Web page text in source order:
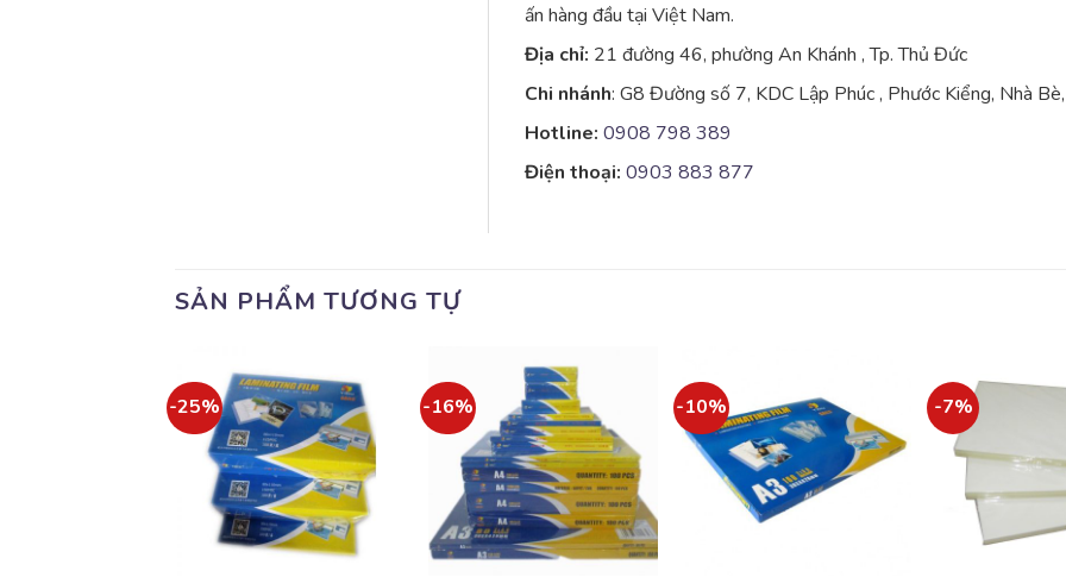
ấn hàng đầu tại Việt Nam.
Địa chỉ: 21 đường 46, phường An Khánh , Tp. Thủ Đức
Chi nhánh: G8 Đường số 7, KDC Lập Phúc , Phước Kiểng, Nhà
Hotline: 0908 798 389
Điện thoại: 0903 883 877
SẢN PHẨM TƯƠNG TỰ
-25%
Add to
wishlist
-16%
Add to
wishlist
-10%
Add to
wishlist
-7%